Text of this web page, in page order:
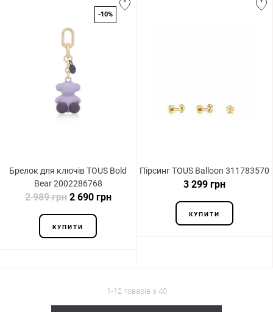
-10%
Брелок для ключів TOUS Bold
Bear 2002286768
2 989 грн2 690 грн
КУПИТИ
Пірсинг TOUS Balloon 311783570
3 299 грн
КУПИТИ
1-12 товарів з 40